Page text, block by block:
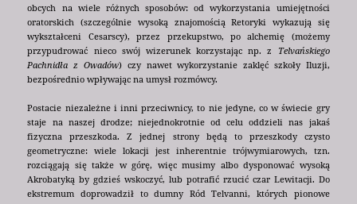
obcych na wiele różnych sposobów: od wykorzystania umiejętności
oratorskich (szczególnie wysoką znajomością Retoryki wykazują się
wykształceni Cesarscy), przez przekupstwo, po alchemię (możemy
przypudrować nieco swój wizerunek korzystając np. z Telvańskiego
Pachnidła z Owadów) czy nawet wykorzystanie zaklęć szkoły Iluzji,
bezpośrednio wpływając na umysł rozmówcy.
Postacie niezależne i inni przeciwnicy, to nie jedyne, co w świecie gry
staje na naszej drodze; niejednokrotnie od celu oddzieli nas jakaś
fizyczna przeszkoda. Z jednej strony będą to przeszkody czysto
geometryczne: wiele lokacji jest inherentnie trójwymiarowych, tzn.
rozciągają się także w górę, więc musimy albo dysponować wysoką
Akrobatyką by gdzieś wskoczyć, lub potrafić rzucić czar Lewitacji. Do
ekstremum doprowadził to dumny Ród Telvanni, których pionowe